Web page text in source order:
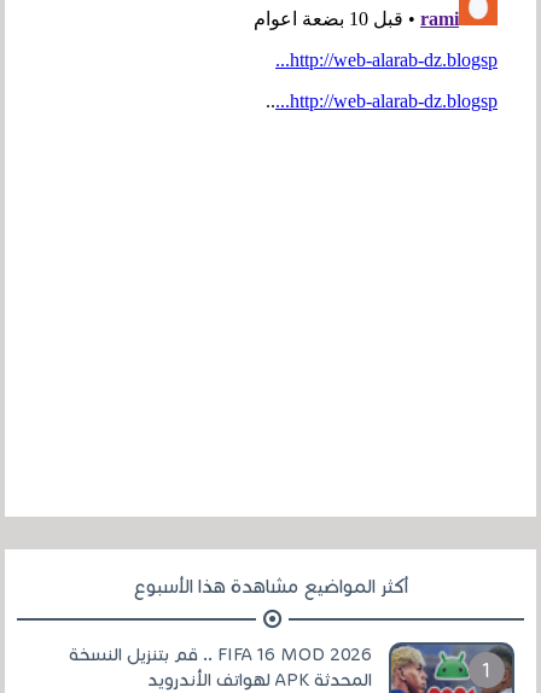
أكثر المواضيع مشاهدة هذا الأسبوع
FIFA 16 MOD 2026 .. قم بتنزيل النسخة
المحدثة APK لهواتف الأندرويد